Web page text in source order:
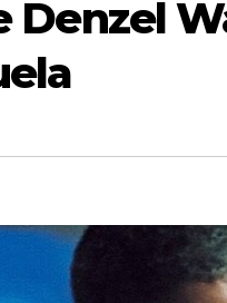
Denzel